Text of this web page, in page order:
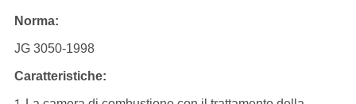
Norma:
JG 3050-1998
Caratteristiche: